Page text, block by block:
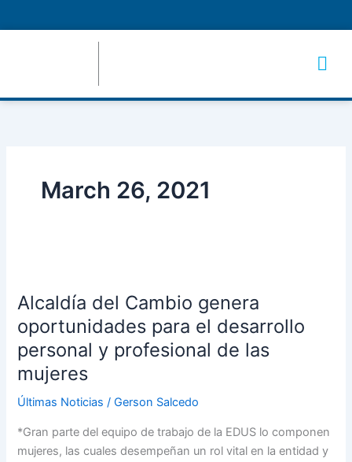
to
March 26, 2021
Alcaldía del Cambio genera
oportunidades para el desarrollo
personal y profesional de las
mujeres
Últimas Noticias /Gerson Salcedo
*Gran parte del equipo de trabajo de la EDUS lo componen
mujeres, las cuales desempeñan un rol vital en la entidad y
Cambio
genera
oportunidades
para
el
desarrollo
y
profesional